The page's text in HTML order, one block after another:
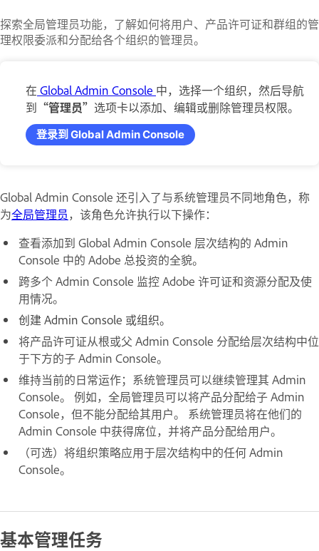
探索全局管理员功能，了解如何将用户、产品许可证和群组的管
理权限委派和分配给各个组织的管理员。
在 Global Admin Console 中，选择一个组织，然后导航
到 “管理员” 选项卡以添加、编辑或删除管理员权限。
登录到 Global Admin Console
Global Admin Console 还引入了与系统管理员不同地角色，称
为全局管理员，该角色允许执行以下操作：
查看添加到 Global Admin Console 层次结构的 Admin
Console 中的 Adobe 总投资的全貌。
跨多个 Admin Console 监控 Adobe 许可证和资源分配及使
用情况。
创建 Admin Console 或组织。
将产品许可证从根或父 Admin Console 分配给层次结构中位
于下方的子 Admin Console。
维持当前的日常运作；系统管理员可以继续管理其 Admin
Console。 例如，全局管理员可以将产品分配给子 Admin
Console，但不能分配给其用户。 系统管理员将在他们的
Admin Console 中获得席位，并将产品分配给用户。
（可选）将组织策略应用于层次结构中的任何 Admin
Console。
基本管理任务